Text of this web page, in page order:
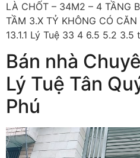
LÀ CHỐT – 34M2 – 4 TẦNG
TẦM 3.X TỶ KHÔNG CÓ
13.1.1 Lý Tuệ 33 4 6.5 5.2
Bán nhà
Lý Tuệ Tân
Phú